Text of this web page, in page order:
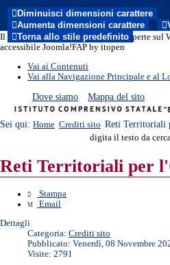
Il sito del nuovo modello di Porte Aperte sul
accessibile Joomla!FAP by itopen
Vai ai Contenuti
Vai alla Navigazione Principale e al
Diminuisci dimensioni carattere
Aumenta dimensioni carattere
Torna allo stile predefinito
Dove siamo Mappa del sito
Sei qui: Home Crediti sito Reti Territoriali
digita il testo da
Reti Territoriali per
Stampa
Email
Dettagli
Categoria: Crediti sito
Pubblicato: Venerdì, 08 Novembre
Visite: 2791